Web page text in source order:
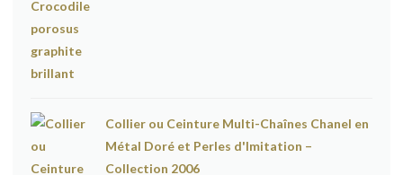
Collier ou Ceinture Multi-Chaînes Chanel en
Métal Doré et Perles d'Imitation –
Collection 2006